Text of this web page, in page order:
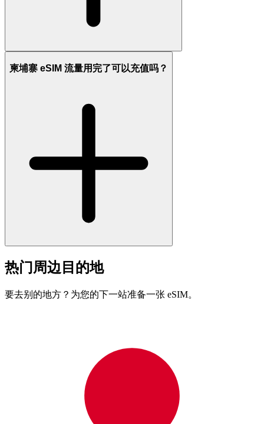
柬埔寨 eSIM 流量用完了可以充值吗？
热门周边目的地
要去别的地方？为您的下一站准备一张 eSIM。